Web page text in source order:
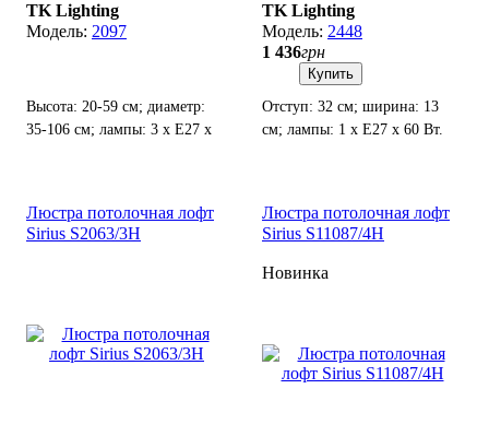
TK Lighting
2097
Высота: 20-59 см; диаметр:
35-106 см; лампы: 3 х Е27 х
TK Lighting
2448
1 436грн
Купить
Отступ: 32 см; ширина: 13
см; лампы: 1 х Е27 х 60 Вт.
Люстра потолочная лофт
Sirius S2063/3H
Люстра потолочная лофт
Sirius S11087/4H
Новинка